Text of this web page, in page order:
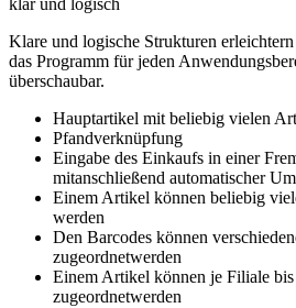
klar und logisch
Klare und logische Strukturen
das Programm für jeden
überschaubar.
Hauptartikel mit beliebig vielen
Pfandverknüpfung
Eingabe des Einkaufs in einer
mitanschließend automatischer
Einem Artikel können beliebig
werden
Den Barcodes können
zugeordnetwerden
Einem Artikel können je Filiale bis
zugeordnetwerden